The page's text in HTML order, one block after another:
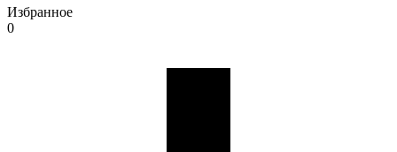
Избранное
0